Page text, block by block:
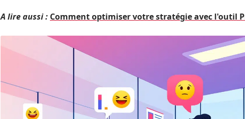
A lire aussi : Comment optimiser votre stratégie avec l'outil